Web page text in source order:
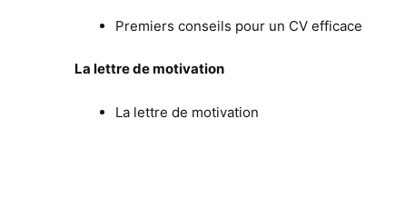
Premiers conseils pour un CV efficace
La lettre de motivation
La lettre de motivation